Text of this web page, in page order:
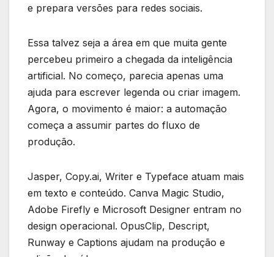
e prepara versões para redes sociais.
Essa talvez seja a área em que muita gente
percebeu primeiro a chegada da inteligência
artificial. No começo, parecia apenas uma
ajuda para escrever legenda ou criar imagem.
Agora, o movimento é maior: a automação
começa a assumir partes do fluxo de
produção.
Jasper, Copy.ai, Writer e Typeface atuam mais
em texto e conteúdo. Canva Magic Studio,
Adobe Firefly e Microsoft Designer entram no
design operacional. OpusClip, Descript,
Runway e Captions ajudam na produção e